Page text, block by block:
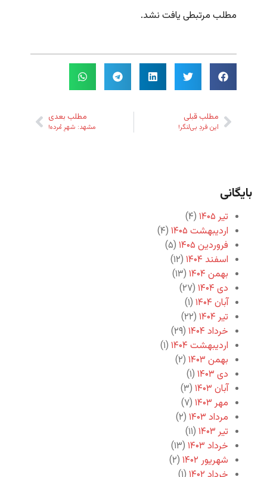
مطلب مرتبطی یافت نشد.
مطلب قبلی
این فردِ بی‌لنگر!
مطلب بعدی
مشهد: شهرِ مُرده!
بایگانی
تیر ۱۴۰۵
(۴)
اردیبهشت ۱۴۰۵
(۴)
فروردین ۱۴۰۵
(۵)
اسفند ۱۴۰۴
(۱۲)
بهمن ۱۴۰۴
(۱۳)
دی ۱۴۰۴
(۲۷)
آبان ۱۴۰۴
(۱)
تیر ۱۴۰۴
(۲۲)
خرداد ۱۴۰۴
(۲۹)
اردیبهشت ۱۴۰۴
(۱)
بهمن ۱۴۰۳
(۲)
دی ۱۴۰۳
(۱)
آبان ۱۴۰۳
(۳)
مهر ۱۴۰۳
(۷)
مرداد ۱۴۰۳
(۲)
تیر ۱۴۰۳
(۱۱)
خرداد ۱۴۰۳
(۱۳)
شهریور ۱۴۰۲
(۲)